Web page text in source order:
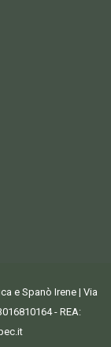
e Spanò Irene | Via
- REA: